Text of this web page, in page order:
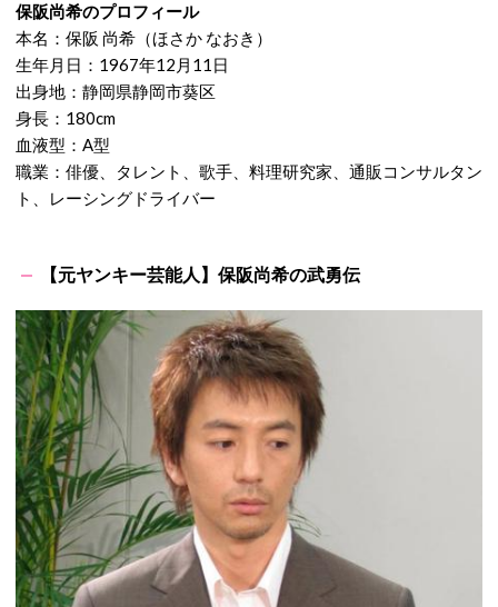
保阪尚希のプロフィール
本名：保阪 尚希（ほさか なおき）
生年月日：1967年12月11日
出身地：静岡県静岡市葵区
身長：180cm
血液型：A型
職業：俳優、タレント、歌手、料理研究家、通販コンサルタン
ト、レーシングドライバー
【元ヤンキー芸能人】保阪尚希の武勇伝